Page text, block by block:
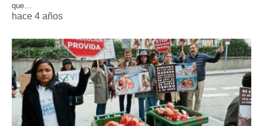
que…
hace 4 años